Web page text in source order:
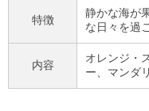
特徴
静かな海が
な日々を過
内容
オレンジ・
ー、マンダ